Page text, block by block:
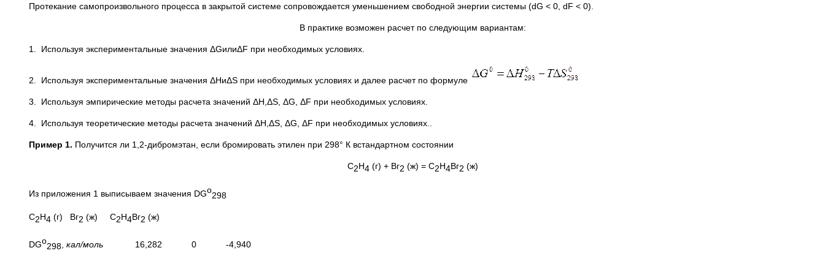
Протекание самопроизвольного процесса в закрытой системе сопровождается уменьшением свободной энергии системы (dG < 0, dF < 0).
В практике возможен расчет по следующим вариантам:
1. Используя экспериментальные значения ΔGилиΔF при необходимых условиях.
2. Используя экспериментальные значения ΔНиΔS при необходимых условиях и далее расчет по формуле
3. Используя эмпирические методы расчета значений ΔН,ΔS, ΔG, ΔF при необходимых условиях.
4. Используя теоретические методы расчета значений ΔН,ΔS, ΔG, ΔF при необходимых условиях..
Пример 1. Получится ли 1,2-дибромэтан, если бромировать этилен при 298° К встандартном состоянии
С2Н4 (г) + Вг2 (ж) = С2Н4Вг2 (ж)
Из приложения 1 выписываем значения DGо
298
С2Н4 (г) Вг2 (ж) С2Н4Вг2 (ж)
DGо
298 кал/моль 16,282 0 -4,940